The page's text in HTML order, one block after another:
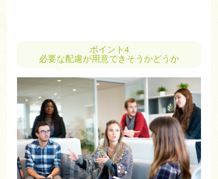
ポイント4
必要な配慮が用意できそうかどうか